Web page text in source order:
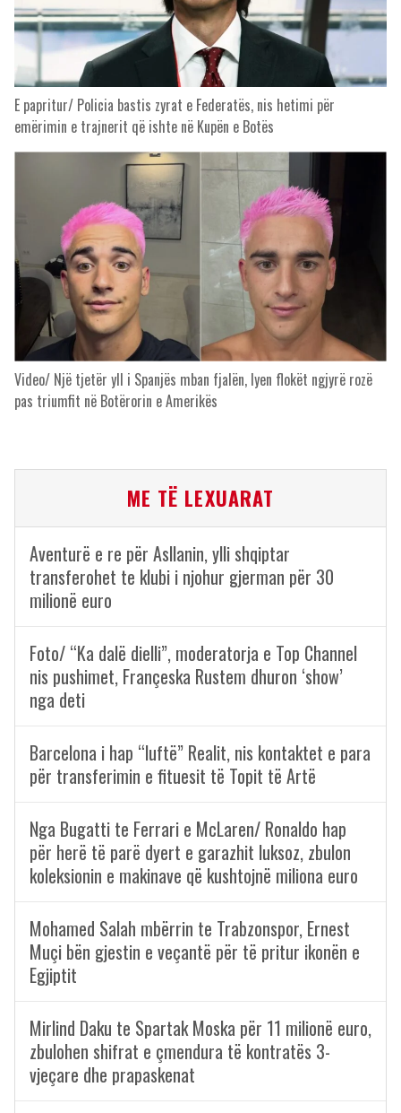
E papritur/ Policia bastis zyrat e Federatës, nis hetimi për
emërimin e trajnerit që ishte në Kupën e Botës
Video/ Një tjetër yll i Spanjës mban fjalën, lyen flokët ngjyrë rozë
pas triumfit në Botërorin e Amerikës
ME TË LEXUARAT
Aventurë e re për Asllanin, ylli shqiptar
transferohet te klubi i njohur gjerman për 30
milionë euro
Foto/ “Ka dalë dielli”, moderatorja e Top Channel
nis pushimet, Françeska Rustem dhuron ‘show’
nga deti
Barcelona i hap “luftë” Realit, nis kontaktet e para
për transferimin e fituesit të Topit të Artë
Nga Bugatti te Ferrari e McLaren/ Ronaldo hap
për herë të parë dyert e garazhit luksoz, zbulon
koleksionin e makinave që kushtojnë miliona euro
Mohamed Salah mbërrin te Trabzonspor, Ernest
Muçi bën gjestin e veçantë për të pritur ikonën e
Egjiptit
Mirlind Daku te Spartak Moska për 11 milionë euro,
zbulohen shifrat e çmendura të kontratës 3-
vjeçare dhe prapaskenat